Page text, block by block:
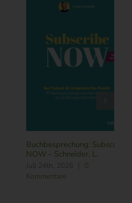
Buchbesprechung: Führung
im Zeitalter von KI – Butler,
R./ Nitschmann, J./ Becking,